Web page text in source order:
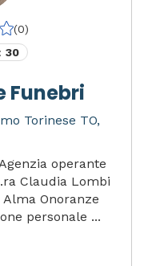
(0)
30
Funebri
Torinese TO,
operante
Claudia Lombi
Onoranze
personale ...